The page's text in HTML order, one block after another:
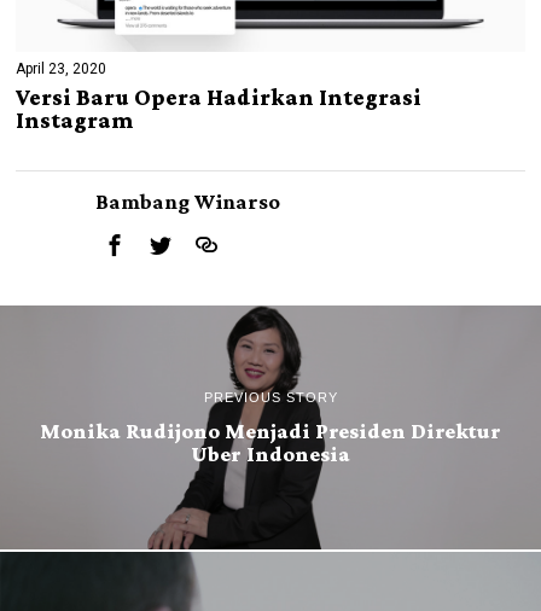
April 23, 2020
Versi Baru Opera Hadirkan Integrasi
Instagram
Bambang Winarso
PREVIOUS STORY
Monika Rudijono Menjadi Presiden Direktur
Uber Indonesia